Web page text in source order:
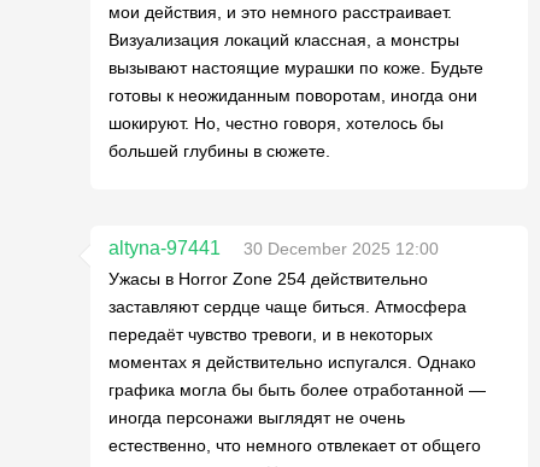
мои действия, и это немного расстраивает.
Визуализация локаций классная, а монстры
вызывают настоящие мурашки по коже. Будьте
готовы к неожиданным поворотам, иногда они
шокируют. Но, честно говоря, хотелось бы
большей глубины в сюжете.
altyna-97441
30 December 2025 12:00
Ужасы в Horror Zone 254 действительно
заставляют сердце чаще биться. Атмосфера
передаёт чувство тревоги, и в некоторых
моментах я действительно испугался. Однако
графика могла бы быть более отработанной —
иногда персонажи выглядят не очень
естественно, что немного отвлекает от общего